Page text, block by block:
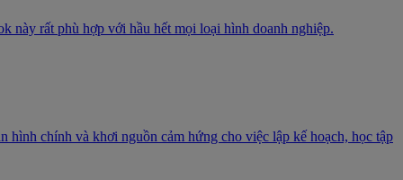
này rất phù hợp với hầu hết mọi loại hình doanh nghiệp.
hình chính và khơi nguồn cảm hứng cho việc lập kế hoạch, học tập